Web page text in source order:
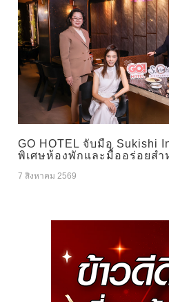
GO HOTEL จับมือ Sukishi
พิเศษห้องพักและมื้ออร่อยสำ
7 สิงหาคม 2569